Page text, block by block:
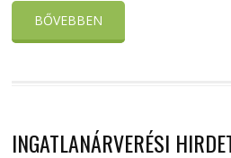
BŐVEBBEN
INGATLANÁRVERÉSI